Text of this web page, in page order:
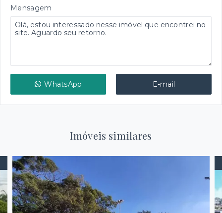
Mensagem
WhatsApp E-mail
Imóveis similares